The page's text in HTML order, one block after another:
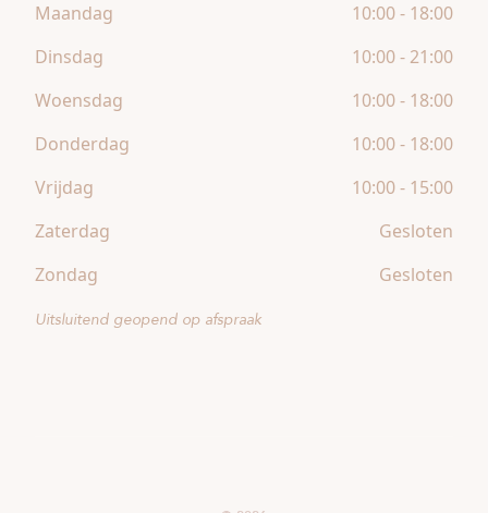
Maandag
10:00 - 18:00
Dinsdag
10:00 - 21:00
Woensdag
10:00 - 18:00
Donderdag
10:00 - 18:00
Vrijdag
10:00 - 15:00
Zaterdag
Gesloten
Zondag
Gesloten
Uitsluitend geopend op afspraak